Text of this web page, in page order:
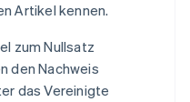
Artikel kennen.
zum Nullsatz
den Nachweis
das Vereinigte